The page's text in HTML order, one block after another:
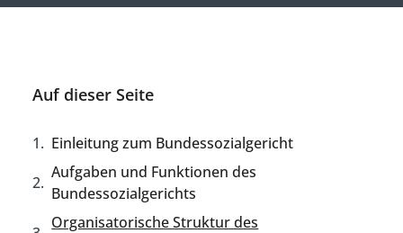
Auf dieser Seite
Einleitung zum Bundessozialgericht
Aufgaben und Funktionen des
Bundessozialgerichts
Organisatorische Struktur des